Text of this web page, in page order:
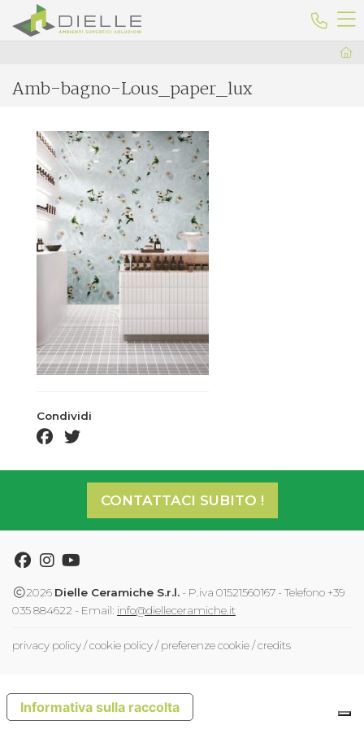
Dielle Ceramiche
Amb-bagno-Lous_paper_lux
Condividi
facebook share
twitter share
CONTATTACI SUBITO !
Facebook
Instagram
Youtube
2026 Dielle Ceramiche S.r.l. - P.iva 01521560167 - Telefono +39
035 884622 - Email: info@dielleceramiche.it
privacy policy/cookie policy/preferenze cookie/credits
Informativa sulla raccolta